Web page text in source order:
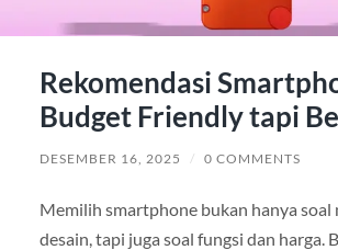
Rekomendasi
Budget Friendly tapi
DESEMBER 16, 2025 / 0 COMMENTS
Memilih smartphone bukan hanya soal
desain, tapi juga soal fungsi dan harga.